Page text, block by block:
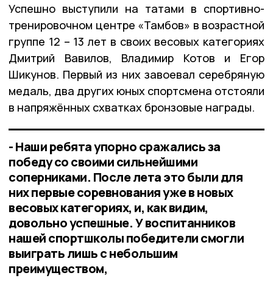
Успешно выступили на татами в спортивно-
тренировочном центре «Тамбов» в возрастной
группе 12 – 13 лет в своих весовых категориях
Дмитрий Вавилов, Владимир Котов и Егор
Шикунов. Первый из них завоевал серебряную
медаль, два других юных спортсмена отстояли
в напряжённых схватках бронзовые награды.
- Наши ребята упорно сражались за
победу со своими сильнейшими
соперниками. После лета это были для
них первые соревнования уже в новых
весовых категориях, и, как видим,
довольно успешные. У воспитанников
нашей спортшколы победители смогли
выиграть лишь с небольшим
преимуществом,